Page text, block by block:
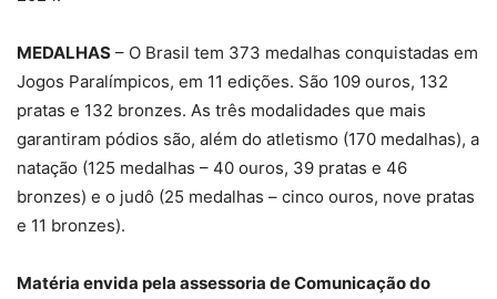
MEDALHAS – O Brasil tem 373 medalhas conquistadas em
Jogos Paralímpicos, em 11 edições. São 109 ouros, 132
pratas e 132 bronzes. As três modalidades que mais
garantiram pódios são, além do atletismo (170 medalhas), a
natação (125 medalhas – 40 ouros, 39 pratas e 46
bronzes) e o judô (25 medalhas – cinco ouros, nove pratas
e 11 bronzes).
Matéria envida pela assessoria de Comunicação do